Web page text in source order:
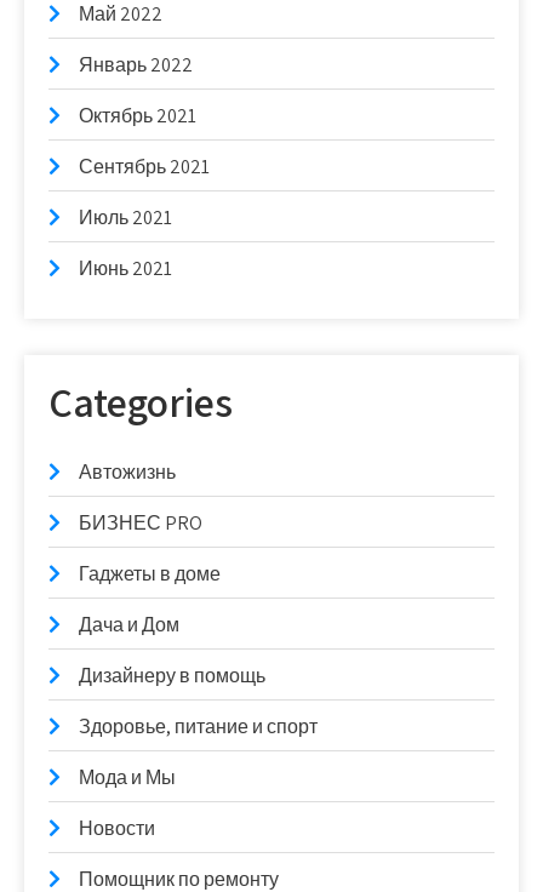
Май 2022
Январь 2022
Октябрь 2021
Сентябрь 2021
Июль 2021
Июнь 2021
Categories
Автожизнь
БИЗНЕС PRO
Гаджеты в доме
Дача и Дом
Дизайнеру в помощь
Здоровье, питание и спорт
Мода и Мы
Новости
Помощник по ремонту